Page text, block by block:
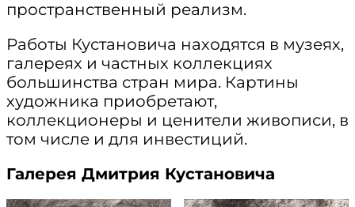
пространственный реализм.
Работы Кустановича находятся в музеях,
галереях и частных коллекциях
большинства стран мира. Картины
художника приобретают,
коллекционеры и ценители живописи, в
том числе и для инвестиций.
Галерея Дмитрия Кустановича